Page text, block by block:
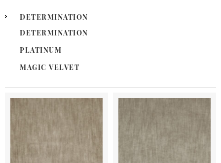
DETERMINATION
DETERMINATION
PLATINUM
MAGIC VELVET